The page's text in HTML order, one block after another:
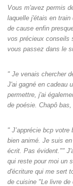
Vous m'avez permis
laquelle j'étais en
de cause enfin
vos précieux conseils
vous passez dans le
" Je venais chercher
J'ai gagné en cadeau
permettre, j'ai
de poésie. Chapô
" J’apprécie bcp
bien animé. Je suis
écrit. Pas évident.""
qui reste pour moi un
d'écriture qui me sert
de cuisine "Le livre de